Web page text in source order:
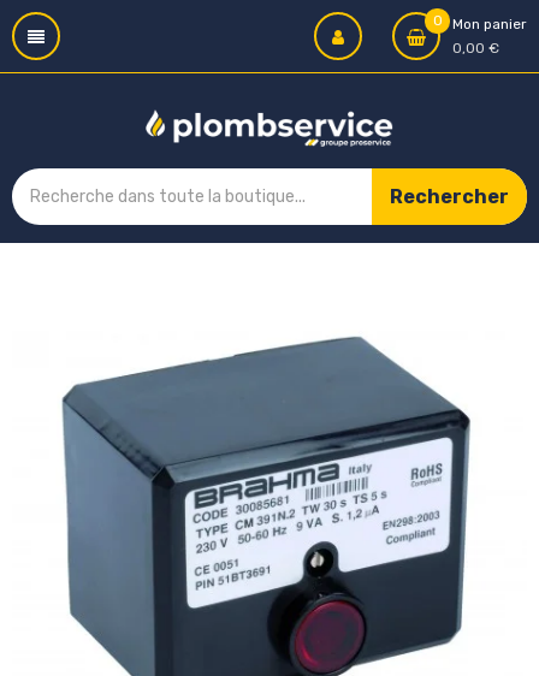
0
Mon panier
0,00 €
Rechercher